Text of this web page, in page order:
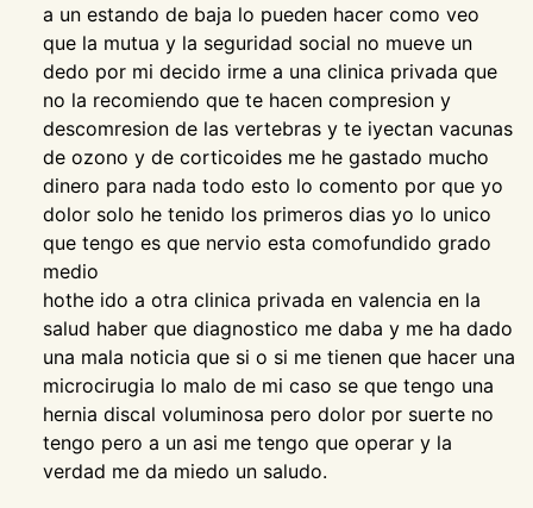
a un estando de baja lo pueden hacer como veo
que la mutua y la seguridad social no mueve un
dedo por mi decido irme a una clinica privada que
no la recomiendo que te hacen compresion y
descomresion de las vertebras y te iyectan vacunas
de ozono y de corticoides me he gastado mucho
dinero para nada todo esto lo comento por que yo
dolor solo he tenido los primeros dias yo lo unico
que tengo es que nervio esta comofundido grado
medio
hothe ido a otra clinica privada en valencia en la
salud haber que diagnostico me daba y me ha dado
una mala noticia que si o si me tienen que hacer una
microcirugia lo malo de mi caso se que tengo una
hernia discal voluminosa pero dolor por suerte no
tengo pero a un asi me tengo que operar y la
verdad me da miedo un saludo.